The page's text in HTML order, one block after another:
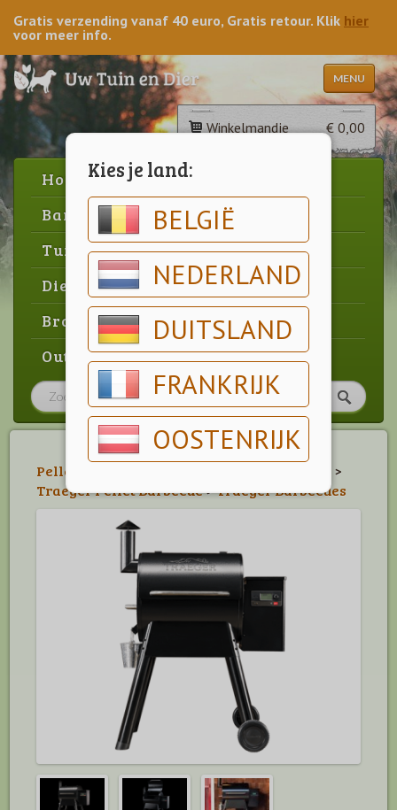
Kies je land:
BELGIË
NEDERLAND
DUITSLAND
FRANKRIJK
OOSTENRIJK
Gratis verzending vanaf 40 euro, Gratis retour. Klik hier
voor meer info.
MENU
Winkelmandje € 0,00
Home
Barbecue
Tuin
Dier
Brood & gebak
Outlet
Pellet Barbecues
>
Traeger Pellet Barbecue>Traeger Barbecues